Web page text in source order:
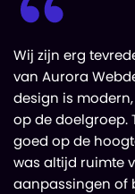
Wij zijn erg
van Aurora
design is
op de doelgroep.
goed op de
was altijd ruimte
aanpassingen of